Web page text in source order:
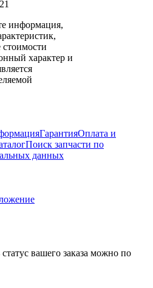
информация,
стоимости
характер и
ГарантияОплата и
Поиск запчасти по
данных
вашего заказа можно по